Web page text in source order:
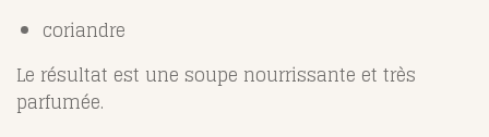
coriandre
Le résultat est une soupe nourrissante et très
parfumée.